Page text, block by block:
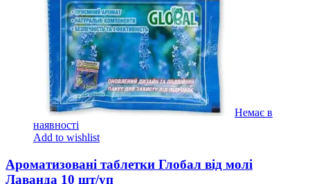
Немає в
наявності
Add to wishlist
Ароматизовані таблетки Глобал від молі
Лаванда 10 шт/уп